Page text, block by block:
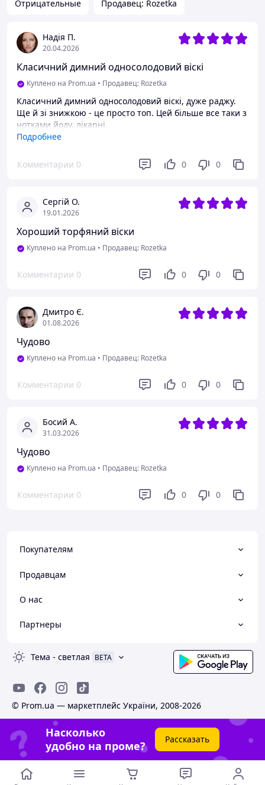
Отрицательные Продавец: Rozetka
Надія П.
20.04.2026
Класичний димний односолодовий віскі
Куплено на Prom.ua • Продавец: Rozetka
Класичний димний односолодовий віскі, дуже раджу.
Ще й зі знижкою - це просто топ. Цей більше все таки з
нотками йоду, лікарні.
Преимущества
Подробнее
Комментарии 0 0 0
Сергій О.
19.01.2026
Хороший торфяний віски
Куплено на Prom.ua • Продавец: Rozetka
Комментарии 0 0 0
Дмитро Є.
01.08.2026
Чудово
Куплено на Prom.ua • Продавец: Rozetka
Комментарии 0 0 0
Босий А.
31.03.2026
Чудово
Куплено на Prom.ua • Продавец: Rozetka
Комментарии 0 0 0
Покупателям
Продавцам
О нас
Партнеры
Тема - светлая BETA
© Prom.ua — маркетплейс України, 2008-2026
Насколько
удобно на проме?
Рассказать